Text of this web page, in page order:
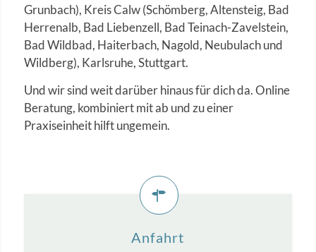
Grunbach), Kreis Calw (Schömberg,Altensteig, Bad
Herrenalb, Bad Liebenzell, Bad Teinach-Zavelstein,
Bad Wildbad, Haiterbach, Nagold, Neubulach und
Wildberg), Karlsruhe, Stuttgart.
Und wir sind weit darüber hinaus für dich da. Online
Beratung, kombiniert mit ab und zu einer
Praxiseinheit hilft ungemein.
Anfahrt